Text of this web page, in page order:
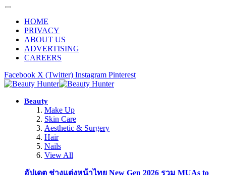
HOME
PRIVACY
ABOUT US
ADVERTISING
CAREERS
Facebook X (Twitter) Instagram Pinterest
Beauty
Make Up
Skin Care
Aesthetic & Surgery
Hair
Nails
View All
อัปเดต ช่างแต่งหน้าไทย New Gen 2026 รวม MUAs to